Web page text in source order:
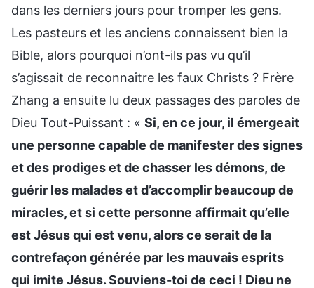
dans les derniers jours pour tromper les gens.
Les pasteurs et les anciens connaissent bien la
Bible, alors pourquoi n’ont-ils pas vu qu’il
s’agissait de reconnaître les faux Christs ? Frère
Zhang a ensuite lu deux passages des paroles de
Dieu Tout-Puissant : « Si, en ce jour, il émergeait
une personne capable de manifester des signes
et des prodiges et de chasser les démons, de
guérir les malades et d’accomplir beaucoup de
miracles, et si cette personne affirmait qu’elle
est Jésus qui est venu, alors ce serait de la
contrefaçon générée par les mauvais esprits
qui imite Jésus. Souviens-toi de ceci ! Dieu ne